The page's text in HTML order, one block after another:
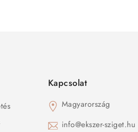
Kapcsolat
Magyarország
info@ekszer-sziget.hu